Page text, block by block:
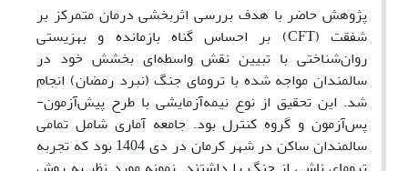
پژوهش حاضر با هدف بررسی اثربخشی درمان متمرکز بر
شفقت(CFT) بر احساس گناه بازمانده و بهزیستی
روان‌شناختی با تبیین نقش واسطه‌ای بخشش خود در
سالمندان مواجه شده با ترومای جنگ (نبرد رمضان) انجام
شد. این تحقیق از نوع نیمه‌آزمایشی با طرح پیش‌آزمون-
پس‌آزمون و گروه کنترل بود. جامعه آماری شامل تمامی
سالمندان ساکن در شهر کرمان در دی1404بود که تجربه